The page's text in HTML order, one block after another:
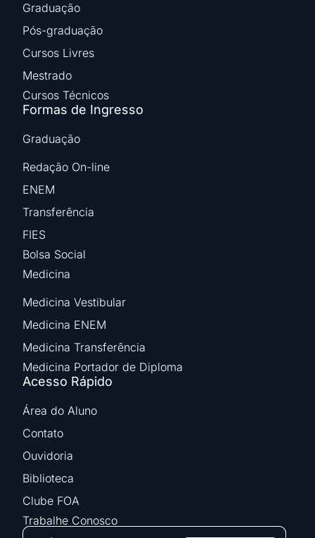
Graduação
Pós-graduação
Cursos Livres
Mestrado
Cursos Técnicos
Formas de Ingresso
Graduação
Redação On-line
ENEM
Transferência
FIES
Bolsa Social
Medicina
Medicina Vestibular
Medicina ENEM
Medicina Transferência
Medicina Portador de Diploma
Acesso Rápido
Área do Aluno
Contato
Ouvidoria
Biblioteca
Clube FOA
Trabalhe Conosco